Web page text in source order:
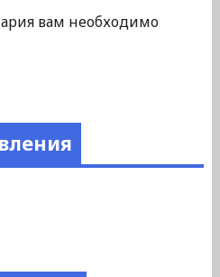
вам необходимо